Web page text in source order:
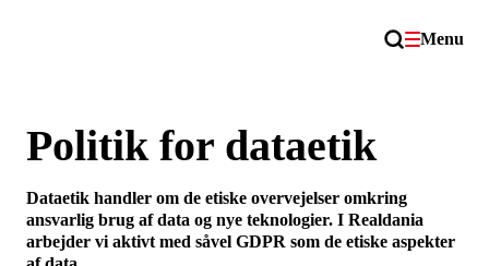
Menu
Politik for dataetik
Dataetik handler om de etiske overvejelser omkring
ansvarlig brug af data og nye teknologier. I Realdania
arbejder vi aktivt med såvel GDPR som de etiske aspekter